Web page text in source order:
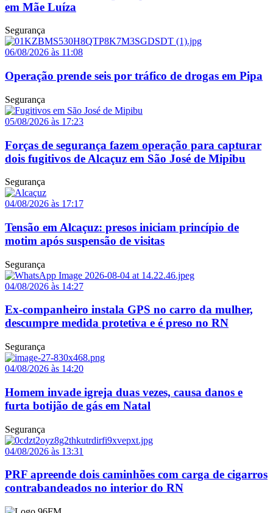
em Mãe Luíza
Segurança
06/08/2026 às 11:08
Operação prende seis por tráfico de drogas em Pipa
Segurança
05/08/2026 às 17:23
Forças de segurança fazem operação para capturar
dois fugitivos de Alcaçuz em São José de Mipibu
Segurança
04/08/2026 às 17:17
Tensão em Alcaçuz: presos iniciam princípio de
motim após suspensão de visitas
Segurança
04/08/2026 às 14:27
Ex-companheiro instala GPS no carro da mulher,
descumpre medida protetiva e é preso no RN
Segurança
04/08/2026 às 14:20
Homem invade igreja duas vezes, causa danos e
furta botijão de gás em Natal
Segurança
04/08/2026 às 13:31
PRF apreende dois caminhões com carga de cigarros
contrabandeados no interior do RN